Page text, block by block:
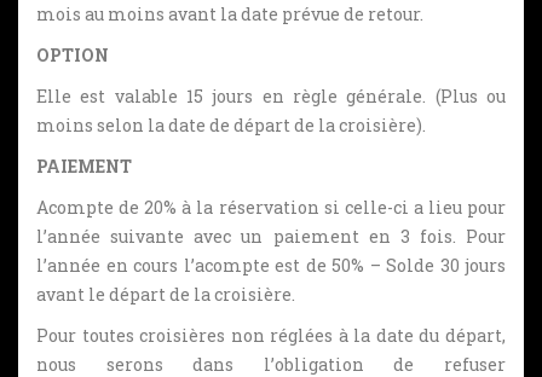
mois au moins avant la date prévue de retour.
OPTION
Elle est valable 15 jours en règle générale. (Plus ou
moins selon la date de départ de la croisière).
PAIEMENT
Acompte de 20% à la réservation si celle-ci a lieu pour
l’année suivante avec un paiement en 3 fois. Pour
l’année en cours l’acompte est de 50% – Solde 30 jours
avant le départ de la croisière.
Pour toutes croisières non réglées à la date du départ,
nous serons dans l’obligation de refuser